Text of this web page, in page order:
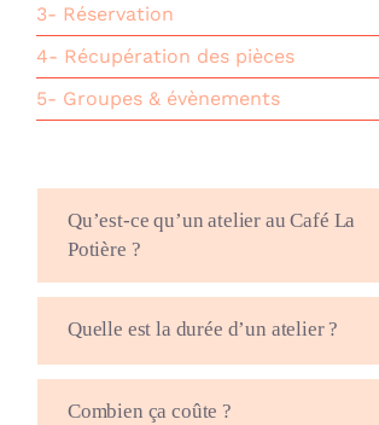
3- Réservation
4- Récupération des pièces
5- Groupes & évènements
Qu’est-ce qu’un atelier au Café La
Potière ?
Quelle est la durée d’un atelier ?
Combien ça coûte ?